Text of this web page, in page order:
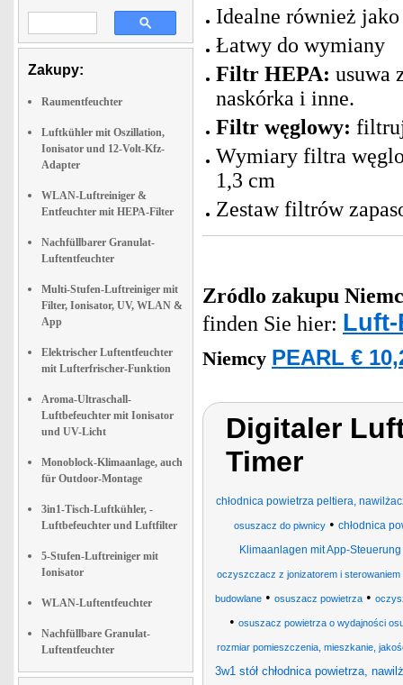
Zakupy:
Raumentfeuchter
Luftkühler mit Oszillation,
Ionisator und 12-Volt-Kfz-
Adapter
WLAN-Luftreiniger &
Entfeuchter mit HEPA-Filter
Nachfüllbarer Granulat-
Luftentfeuchter
Multi-Stufen-Luftreiniger mit
Filter, Ionisator, UV, WLAN &
App
Elektrischer Luftentfeuchter
mit Lufterfrischer-Funktion
Aroma-Ultraschall-
Luftbefeuchter mit Ionisator
und UV-Licht
Monoblock-Klimaanlage, auch
für Outdoor-Montage
3in1-Tisch-Luftkühler, -
Luftbefeuchter und Luftfilter
5-Stufen-Luftreiniger mit
Ionisator
WLAN-Luftentfeuchter
Nachfüllbare Granulat-
Luftentfeuchter
Idealne również jako
Łatwy do wymiany
Filtr HEPA: usuwa
naskórka i inne.
Filtr węglowy:
Wymiary filtra
1,3 cm
Zestaw filtrów
Zródlo zakupu
finden Sie hier:
Niemcy PEARL €
Digitaler
Timer
chłodnica powietrza peltiera,
osuszacz do piwnicy• chłodnica
Klimaanlagen mit App-Steuerung
oczyszczacz z jonizatorem i sterowaniem
budowlane• osuszacz powietrza•
• osuszacz powietrza o wydajności
rozmiar pomieszczenia, mieszkanie,
3w1 stół chłodnica powietrza,